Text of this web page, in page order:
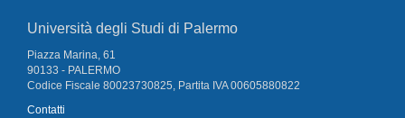
Università degli Studi di Palermo
Piazza Marina, 61
90133 - PALERMO
Codice Fiscale 80023730825, Partita IVA 00605880822
Contatti